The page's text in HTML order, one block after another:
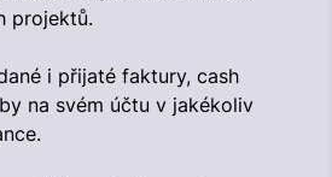
projektů.
i přijaté faktury, cash
na svém účtu v jakékoliv